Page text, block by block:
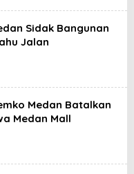
Sidak Bangunan
Jalan
Medan Batalkan
Medan Mall